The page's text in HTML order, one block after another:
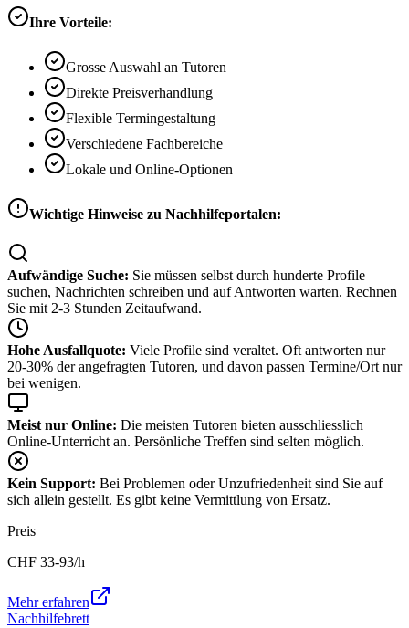
Ihre Vorteile:
Grosse Auswahl an Tutoren
Direkte Preisverhandlung
Flexible Termingestaltung
Verschiedene Fachbereiche
Lokale und Online-Optionen
Wichtige Hinweise zu Nachhilfeportalen:
Aufwändige Suche: Sie müssen selbst durch hunderte Profile
suchen, Nachrichten schreiben und auf Antworten warten. Rechnen
Sie mit 2-3 Stunden Zeitaufwand.
Hohe Ausfallquote: Viele Profile sind veraltet. Oft antworten nur
20-30% der angefragten Tutoren, und davon passen Termine/Ort nur
bei wenigen.
Meist nur Online: Die meisten Tutoren bieten ausschliesslich
Online-Unterricht an. Persönliche Treffen sind selten möglich.
Kein Support: Bei Problemen oder Unzufriedenheit sind Sie auf
sich allein gestellt. Es gibt keine Vermittlung von Ersatz.
Preis
CHF 33-93/h
Mehr erfahren
Nachhilfebrett